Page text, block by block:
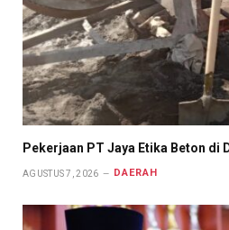
Pekerjaan PT Jaya Etika Beton di
AGUSTUS 7, 2026 DAERAH